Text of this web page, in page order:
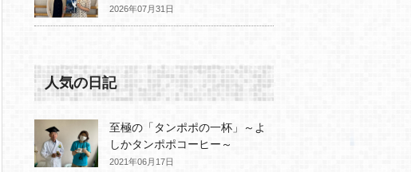
2026年07月31日
人気の日記
至極の「タンポポの一杯」～よ
しかタンポポコーヒー～
2021年06月17日